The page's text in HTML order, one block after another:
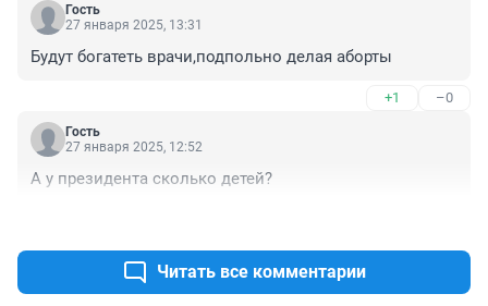
Гость
27 января 2025, 13:31
Будут богатеть врачи,подпольно делая аборты
+1 –0
Гость
27 января 2025, 12:52
А у президента сколько детей?
Читать все комментарии